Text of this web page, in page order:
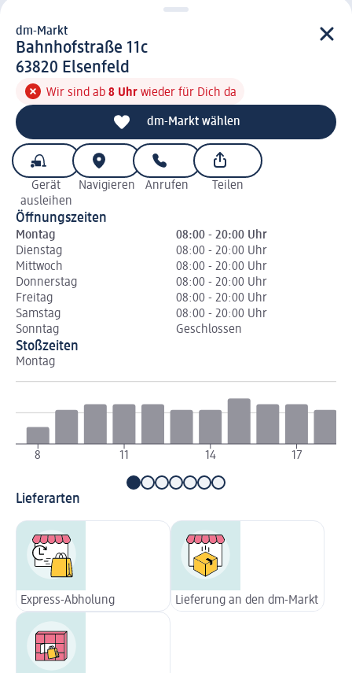
d m-Markt
dm-Markt
Bahnhofstraße 11c
6 3 8 2 0
63820 Elsenfeld
Wir sind ab 8 Uhr wieder für Dich da
dm-Markt wählen
Gerät
ausleihen
Navigieren Anrufen Teilen
Öffnungszeiten
Montag
08:00 - 20:00 Uhr
Dienstag
08:00 - 20:00 Uhr
Mittwoch
08:00 - 20:00 Uhr
Donnerstag
08:00 - 20:00 Uhr
Freitag
08:00 - 20:00 Uhr
Samstag
08:00 - 20:00 Uhr
Sonntag
Geschlossen
Stoßzeiten
Montag
8 11 14 17
Lieferarten
Express-Abholung Lieferung an den dm-Markt